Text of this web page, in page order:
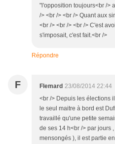
"l'opposition toujours<br />
/> <br /> <br /> Quant aux
<br /> <br /> <br /> C'est
s'imposait, c'est fait.<br />
Répondre
F Flemard 23/08/2014 22:44
<br /> Depuis les élections
le seul maitre à bord est
travaillé qu'une petite
de ses 14 h<br /> par jours
mensongés ), il est partie